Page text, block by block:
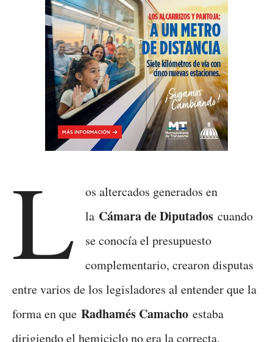
L
os altercados generados en
la Cámara de Diputadoscuando
se conocía el presupuesto
complementario, crearon disputas
entre varios de los legisladores al entender que la
forma en que Radhamés Camacho estaba
dirigiendo el hemiciclo no era la correcta.